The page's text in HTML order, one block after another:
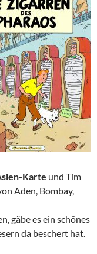
Karte und Tim
Aden, Bombay,
gäbe es ein schönes
da beschert hat.